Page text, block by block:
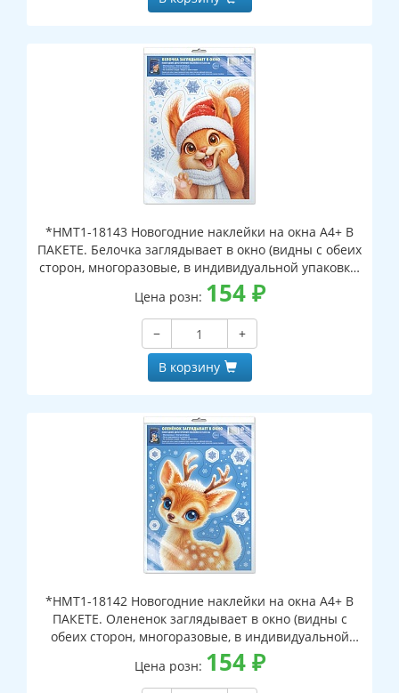
*НМТ1-18143 Новогодние наклейки на окна А4+ В
ПАКЕТЕ. Белочка заглядывает в окно (видны с обеих
сторон, многоразовые, в индивидуальной упаковке,
с европодвесом и клеевым клапаном)
Цена розн: 154₽
−
+
В корзину
*НМТ1-18142 Новогодние наклейки на окна А4+ В
ПАКЕТЕ. Олененок заглядывает в окно (видны с
обеих сторон, многоразовые, в индивидуальной
упаковке, с европодвесом и клеевым клапаном)
Цена розн: 154₽